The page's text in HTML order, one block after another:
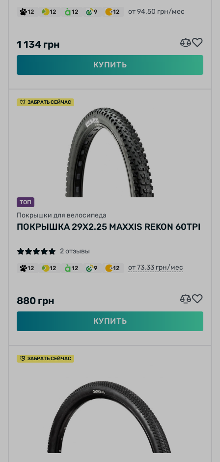
12 12 12 9 12 от 94.50 грн/мес
1 134 грн
КУПИТЬ
ЗАБРАТЬ СЕЙЧАС
ТОП
Покрышки для велосипеда
ПОКРЫШКА 29X2.25 MAXXIS REKON 60TPI
2 отзывы
12 12 12 9 12 от 73.33 грн/мес
880 грн
КУПИТЬ
ЗАБРАТЬ СЕЙЧАС